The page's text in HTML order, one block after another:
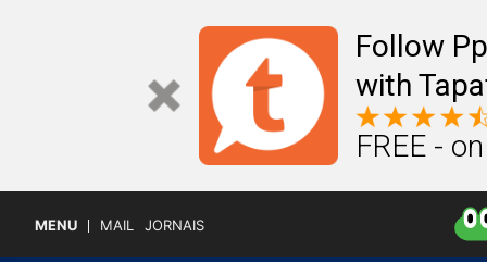
Follow
with
FREE -
MENU MAIL JORNAIS